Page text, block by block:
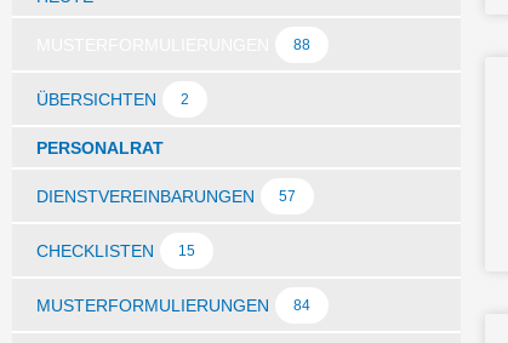
88
ÜBERSICHTEN 2
PERSONALRAT
DIENSTVEREINBARUNGEN 57
CHECKLISTEN 15
MUSTERFORMULIERUNGEN 84